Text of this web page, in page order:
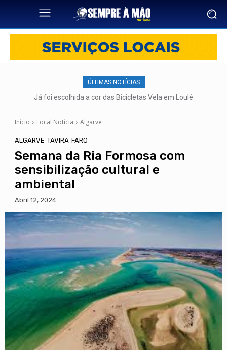
ÚLTIMAS NOTÍCIAS
Já foi escolhida a cor das Bicicletas Vela em Loulé
Início Local Notícia Algarve
ALGARVE TAVIRA FARO
Semana da Ria Formosa com
sensibilização cultural e
ambiental
Abril 12, 2024